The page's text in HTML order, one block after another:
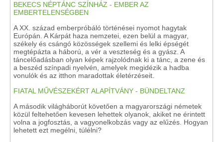
BEKECS NÉPTÁNC SZÍNHÁZ - EMBER AZ
EMBERTELENSÉGBEN
A XX. század emberpróbáló történései nyomot hagytak
Európán. A Kárpát haza nemzetei, ezen belül a magyar,
székely és csángó közösségek szellemi és lelki épségét
megtépázta a háború, a vér a veszteség és a gyász. A
táncelőadásban olyan képek rajzolódnak ki a tánc, a zene és
a beszéd színpadi nyelvén, amelyek megidézik a hadba
vonulók és az itthon maradottak életérzéseit.
FIATAL MŰVÉSZEKÉRT ALAPÍTVÁNY - BÜNDELTANZ
A második világháborút követően a magyarországi németek
közül feltehetően kevesen lehettek olyanok, akiket ne érintett
volna a jogfosztás, a vagyonelkobzás vagy az elűzés. Hogyan
lehetett ezt megélni, túlélni?